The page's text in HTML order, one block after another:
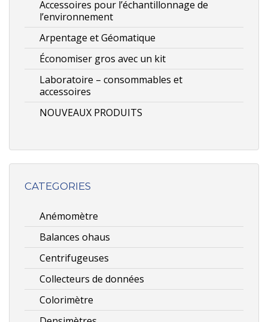
Accessoires pour l’échantillonnage de
l’environnement
Arpentage et Géomatique
Économiser gros avec un kit
Laboratoire – consommables et
accessoires
NOUVEAUX PRODUITS
CATEGORIES
Anémomètre
Balances ohaus
Centrifugeuses
Collecteurs de données
Colorimètre